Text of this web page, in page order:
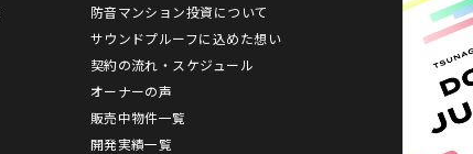
防音マンション投資について
サウンドプルーフに込めた想い
契約の流れ・スケジュール
オーナーの声
販売中物件一覧
開発実績一覧